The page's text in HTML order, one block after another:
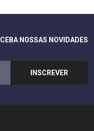
NOSSAS NOVIDADES